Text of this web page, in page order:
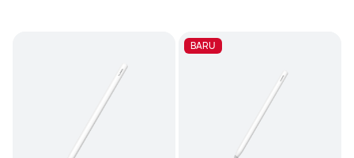
BARU